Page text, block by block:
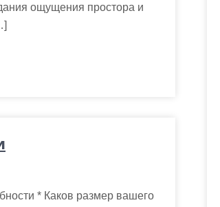
ощущения простора и
* Каков размер вашего